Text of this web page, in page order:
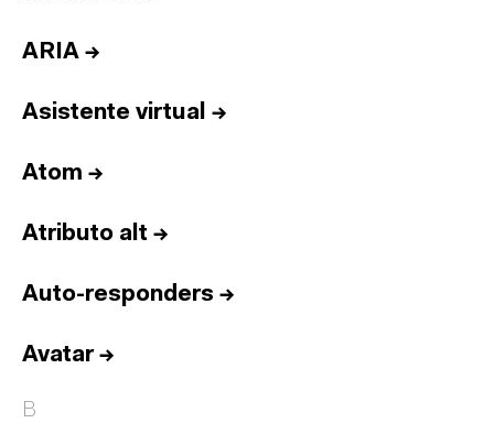
ARIA →
Asistente virtual →
Atom →
Atributo alt →
Auto-responders →
Avatar→
B